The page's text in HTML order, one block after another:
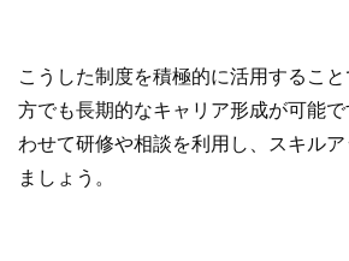
こうした制度を積極的に活用するこ
方でも長期的なキャリア形成が可能
わせて研修や相談を利用し、スキル
ましょう。